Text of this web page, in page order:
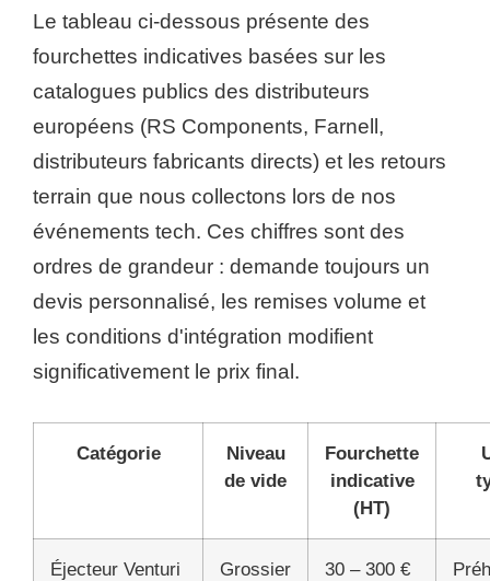
Le tableau ci-dessous présente des
fourchettes indicatives basées sur les
catalogues publics des distributeurs
européens (RS Components, Farnell,
distributeurs fabricants directs) et les retours
terrain que nous collectons lors de nos
événements tech. Ces chiffres sont des
ordres de grandeur : demande toujours un
devis personnalisé, les remises volume et
les conditions d'intégration modifient
significativement le prix final.
Catégorie
Niveau
de vide
Fourchette
indicative
(HT)
Éjecteur Venturi
Grossier
30 – 300 €